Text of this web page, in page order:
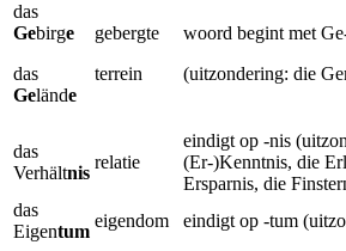
das
Gebirge
das
Gelände
gebergte
terrein
woord begint met
(uitzondering: die
das
Verhältnis
relatie
eindigt op -nis
(Er-)Kenntnis, die
Ersparnis, die
das
Eigentum
eigendom eindigt op -tum